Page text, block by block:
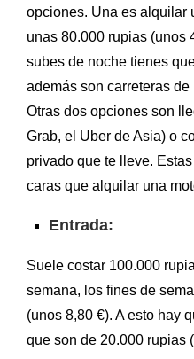
opciones. Una es alquilar
unas 80.000 rupias (unos
subes de noche tienes
además son carreteras
Otras dos opciones son
Grab, el Uber de Asia) o
privado que te lleve.
caras que alquilar una
Entrada:
Suele costar 100.000
semana, los fines de
(unos 8,80 €). A esto hay
que son de 20.000 rupias